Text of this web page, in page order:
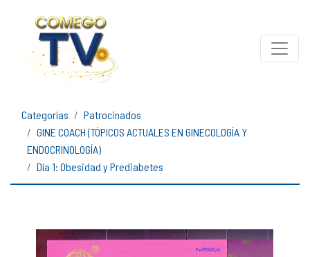
Categorías
Patrocinados
GINE COACH (TÓPICOS ACTUALES EN GINECOLOGÍA Y
ENDOCRINOLOGÍA)
Día 1: Obesidad y Prediabetes